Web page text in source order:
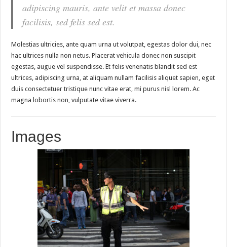
adipiscing mauris, ante velit et massa donec
facilisis, sed felis sed est.
Molestias ultricies, ante quam urna ut volutpat, egestas dolor dui, nec
hac ultrices nulla non netus. Placerat vehicula donec non suscipit
egestas, augue vel suspendisse. Et felis venenatis blandit sed est
ultrices, adipiscing urna, at aliquam nullam facilisis aliquet sapien, eget
duis consectetuer tristique nunc vitae erat, mi purus nisl lorem. Ac
magna lobortis non, vulputate vitae viverra.
Images